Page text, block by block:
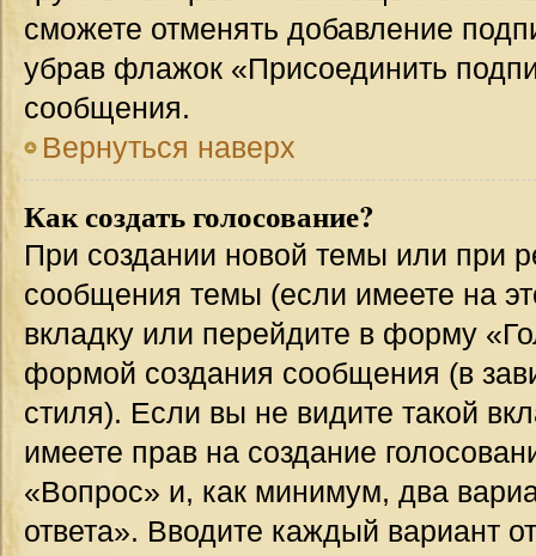
сможете отменять добавление
убрав флажок «Присоединить
сообщения.
Вернуться наверх
Как создать голосование?
При создании новой темы или при
сообщения темы (если имеете на
вкладку или перейдите в форму
формой создания сообщения (в
стиля). Если вы не видите такой
имеете прав на создание
«Вопрос» и, как минимум, два
ответа». Вводите каждый вариант